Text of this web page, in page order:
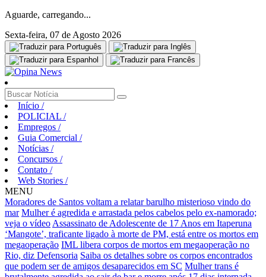
Aguarde, carregando...
Sexta-feira, 07 de Agosto 2026
Início /
POLICIAL /
Empregos /
Guia Comercial /
Notícias /
Concursos /
Contato /
Web Stories /
MENU
Moradores de Santos voltam a relatar barulho misterioso vindo do
mar Mulher é agredida e arrastada pelos cabelos pelo ex-namorado;
veja o vídeo Assassinato de Adolescente de 17 Anos em Itaperuna
‘Mangote’, traficante ligado à morte de PM, está entre os mortos em
megaoperação IML libera corpos de mortos em megaoperação no
Rio, diz Defensoria Saiba os detalhes sobre os corpos encontrados
que podem ser de amigos desaparecidos em SC Mulher trans é